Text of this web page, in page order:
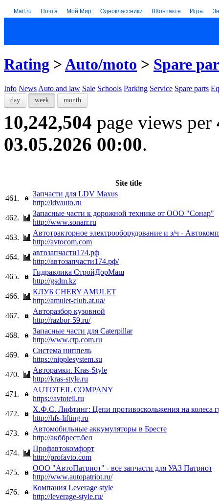
Mail.ru Почта Мой Мир Одноклассники ВКонтакте Игры
Rating >Auto/moto > Spare
Info News Auto and law Sale Schools Parking Service Spare parts
day week month
10,242,504 page views per
03.05.2026 00:00.
Site title
461.
Запчасти для LDV Maxus
http://ldvauto.ru
462.
Запасные части к дорожной технике от ООО "Сонар"
http://www.sonarr.ru
463.
Автотракторное электрооборудование и з/ч -
http://avtocom.com
464.
автозапчасти174.рф
http://автозапчасти174.рф/
465.
Гидравлика СтройДорМаш
http://gsdm.kz
466.
КЛУБ CHERY AMULET
http://amulet-club.at.ua/
467.
Авторазбор кузовной
http://razbor-59.ru/
468.
Запасные части для Caterpillar
http://www.ctp.com.ru
469.
Система ниппель
https://nipplesystem.su
470.
Авторамки. Kras-Style
http://kras-style.ru
471.
AUTOTEIL COMPANY
https://avtoteil.ru
472.
Х.Ф.С. Лифтинг: Цепи противоскольжения на колеса
http://hfs-lifting.ru
473.
Автомобильные аккумуляторы в Бресте
http://акббрест.бел
474.
Профавтокомфорт
http://profavto.com
475.
ООО "АвтоПатриот" - все запчасти для УАЗ Патриот
http://www.autopatriot.ru/
476.
Компания Leverаge style
http://leverage-style.ru/